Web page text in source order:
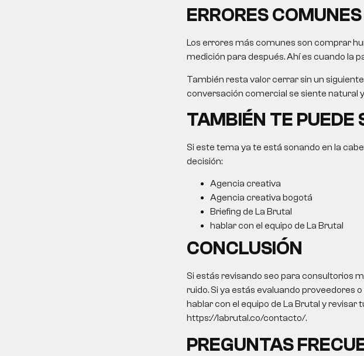
ERRORES
Los errores más comunes son comprar
medición para después. Ahí es cuando la
También resta valor cerrar sin un
conversación comercial se siente natural
TAMBIÉN TE PUEDE
Si este tema ya te está sonando en la
decisión:
Agencia creativa
Agencia creativa bogotá
Briefing de La Brutal
hablar con el equipo de La Brutal
CONCLUSIÓN
Si estás revisando seo para consultorios
ruido. Si ya estás evaluando proveedores
hablar con el equipo de La Brutal y
https://labrutal.co/contacto/.
PREGUNTAS